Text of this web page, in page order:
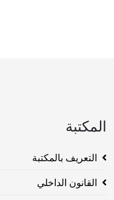
المكتبة
التعريف بالمكتبة
القانون الداخلي